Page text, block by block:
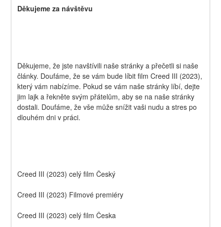
Děkujeme za návštěvu
Děkujeme, že jste navštívili naše stránky a přečetli si naše
články. Doufáme, že se vám bude líbit film Creed III (2023),
který vám nabízíme. Pokud se vám naše stránky líbí, dejte
jim lajk a řekněte svým přátelům, aby se na naše stránky
dostali. Doufáme, že vše může snížit vaši nudu a stres po
dlouhém dni v práci.
Creed III (2023) celý film Český
Creed III (2023) Filmové premiéry
Creed III (2023) celý film Česka